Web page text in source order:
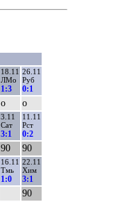
18.11
ЛМо
1:3
26.11
Руб
0:1
о о
3.11
Сат
3:1
11.11
Рст
0:2
90 90
16.11
Тмь
1:0
22.11
Хим
3:1
90